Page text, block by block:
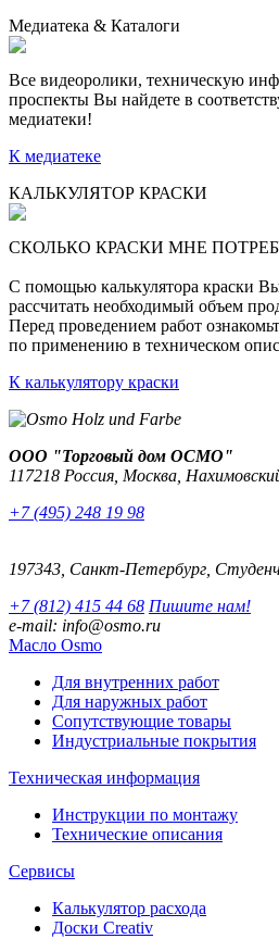
Медиатека & Каталоги
Все видеоролики, техническую
проспекты Вы найдете в
медиатеки!
К медиатеке
КАЛЬКУЛЯТОР КРАСКИ
СКОЛЬКО КРАСКИ МНЕ
С помощью калькулятора краски
рассчитать необходимый объем
Перед проведением работ
по применению в техническом
К калькулятору краски
ООО "Торговый дом ОСМО"
117218 Россия, Москва,
+7 (495) 248 19 98
197343, Санкт-Петербург,
+7 (812) 415 44 68 Пишите нам!
e-mail: info@osmo.ru
Масло Osmo
Для внутренних работ
Для наружных работ
Сопутствующие товары
Индустриальные покрытия
Техническая информация
Инструкции по монтажу
Технические описания
Сервисы
Калькулятор расхода
Доски Creativ